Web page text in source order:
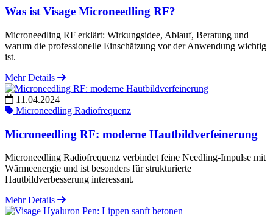
Was ist Visage Microneedling RF?
Microneedling RF erklärt: Wirkungsidee, Ablauf, Beratung und
warum die professionelle Einschätzung vor der Anwendung wichtig
ist.
Mehr Details
11.04.2024
Microneedling Radiofrequenz
Microneedling RF: moderne Hautbildverfeinerung
Microneedling Radiofrequenz verbindet feine Needling-Impulse mit
Wärmeenergie und ist besonders für strukturierte
Hautbildverbesserung interessant.
Mehr Details